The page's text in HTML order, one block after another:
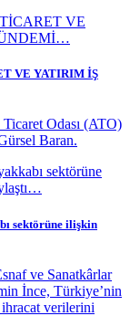
VE YATIRIM İŞ
Odası (ATO)
Baran.
sektörüne ilişkin
ve Sanatkârlar
İnce, Türkiye’nin
verilerini